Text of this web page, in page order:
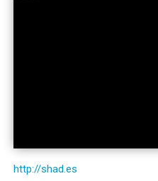
http://shad.es